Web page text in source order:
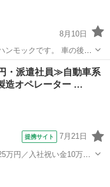
8月10日
モックです。 車の後ろ
の合間にリラックス！ 晴
た時間を過ごせます。 ど
・派遣社員≫自動車系
造オペレーター …
提携サイト 7月21日
万円／入社祝い金10万